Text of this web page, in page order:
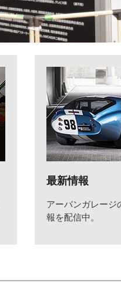
最新情報
アーバンガレージ
報を配信中。